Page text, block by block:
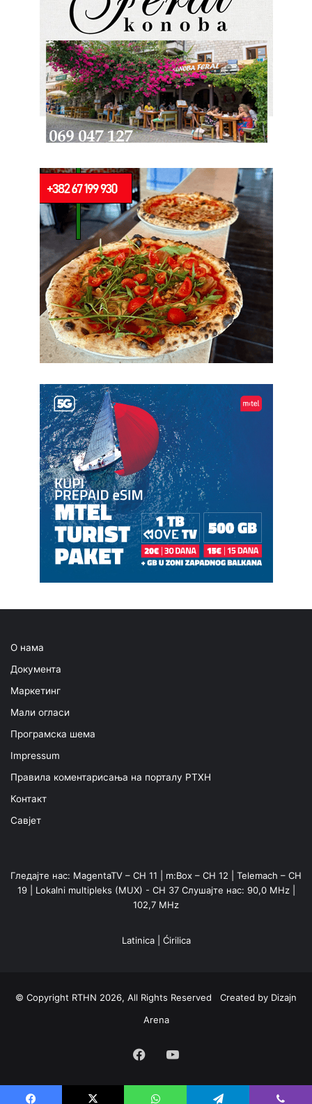
О нама
Документа
Маркетинг
Мали огласи
Програмска шема
Impressum
Правила коментарисања на порталу РТХН
Контакт
Савјет
Гледајте нас: MagentaTV – CH 11 | m:Box – CH 12 | Telemach – CH
19 | Lokalni multipleks (MUX) - CH 37 Слушајте нас: 90,0 MHz |
102,7 MHz
Latinica| Ćirilica
© Copyright RTHN 2026, All Rights Reserved Created by Dizajn
Arena
FacebookYouTube